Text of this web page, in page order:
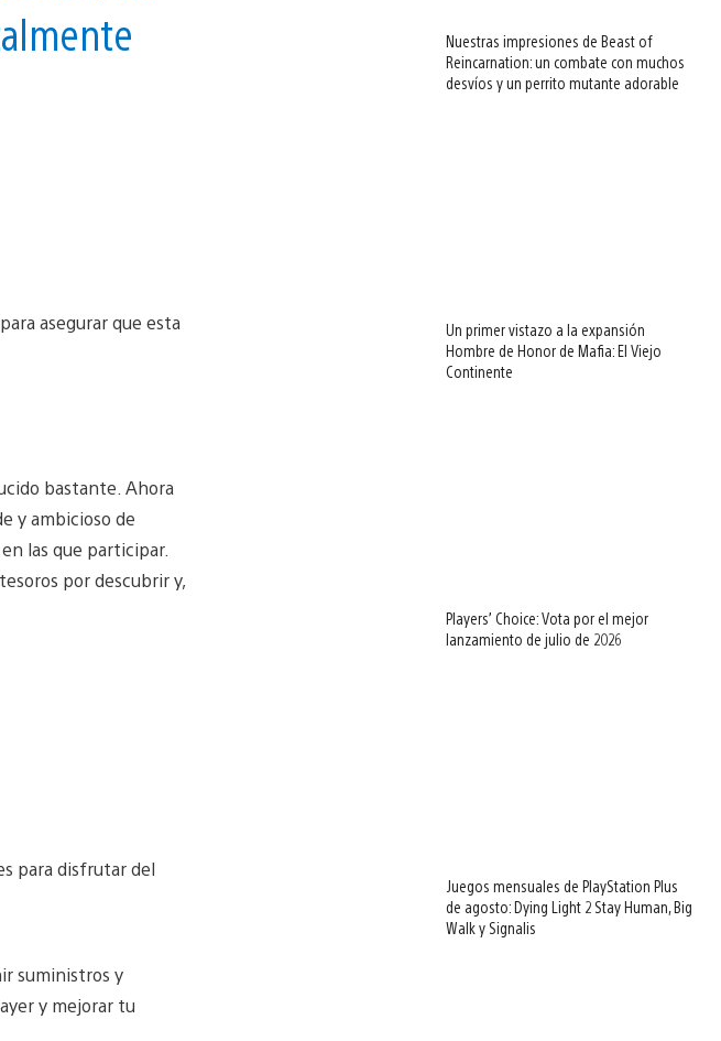
asegurar que esta
bastante. Ahora
y ambicioso de
las que participar.
por descubrir y,
para disfrutar del
suministros y
y mejorar tu
Nuestras impresiones de Beast of
Reincarnation: un combate con muchos
desvíos y un perrito mutante adorable
Un primer vistazo a la expansión
Hombre de Honor de Mafia: El Viejo
Continente
Players’ Choice: Vota por el mejor
lanzamiento de julio de 2026
Juegos mensuales de PlayStation Plus
de agosto: Dying Light 2 Stay Human, Big
Walk y Signalis